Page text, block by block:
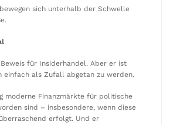
sich unterhalb der Schwelle
für Insiderhandel. Aber er ist
einfach als Zufall abgetan zu werden.
moderne Finanzmärkte für politische
sind – insbesondere, wenn diese
erfolgt. Und er